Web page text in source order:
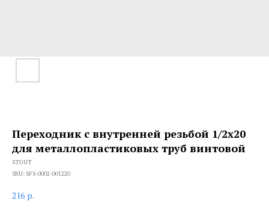
Переходник с внутренней резьбой 1/2х20
для металлопластиковых труб винтовой
STOUT
SKU: SFS-0002-001220
216 р.